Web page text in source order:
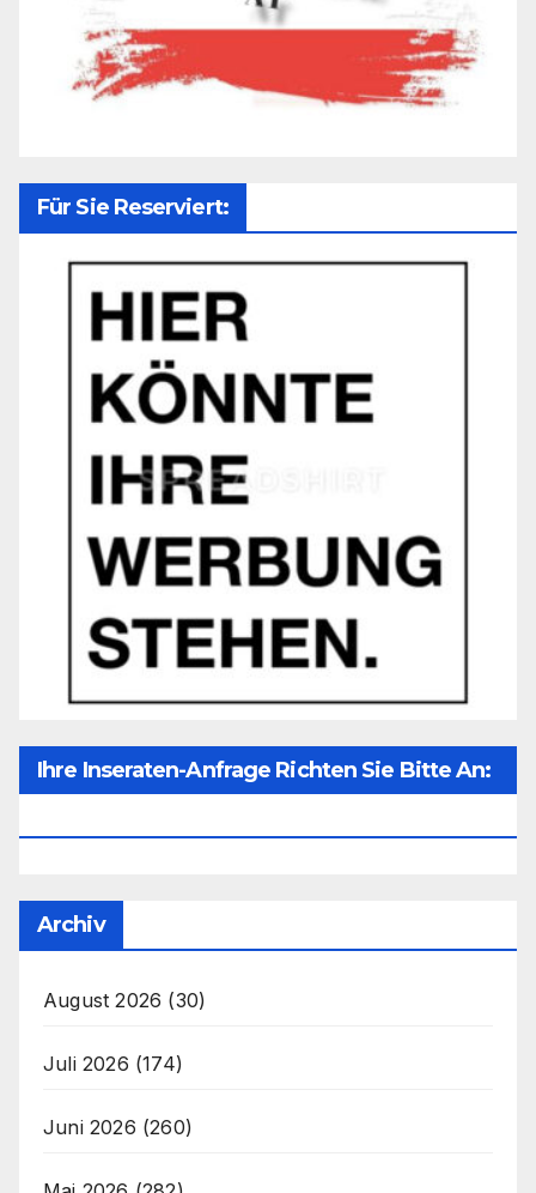
Für Sie Reserviert:
Ihre Inseraten-Anfrage Richten Sie Bitte An:
Archiv
August 2026 (30)
Juli 2026 (174)
Juni 2026 (260)